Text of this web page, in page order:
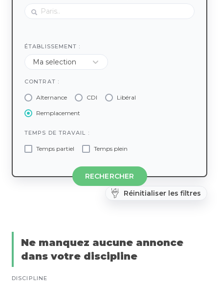
Réinitialiser les filtres
ÉTABLISSEMENT :
CONTRAT :
Alternance CDI Libéral
Remplacement
TEMPS DE TRAVAIL :
Temps partiel Temps plein
RECHERCHER
Ne manquez aucune annonce
dans votre discipline
DISCIPLINE